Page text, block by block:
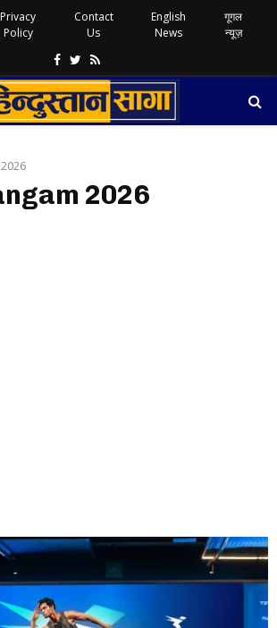
Privacy
Policy
Contact
Us
English
News
गूगल
न्यूज़
Facebook
Twitter
Rss
2026